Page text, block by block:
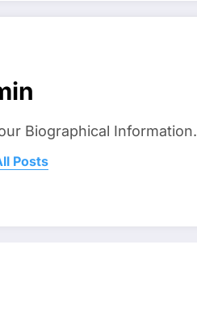
Biographical Information.
Posts